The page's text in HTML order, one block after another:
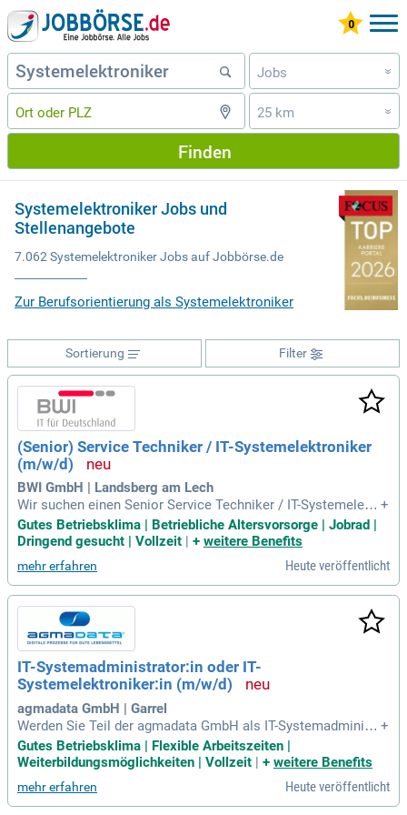
Jobs »
25 km »
Finden
Systemelektroniker Jobs und
Stellenangebote
7.062 Systemelektroniker Jobs auf Jobbörse.de
Zur Berufsorientierung als Systemelektroniker
Filter
Sortierung
(Senior) Service Techniker / IT-Systemelektroniker
(m/w/d)
BWI GmbH | Landsberg am Lech
Wir suchen einen Senior Service Techniker / IT-Systemelektr
oniker (m/w/d) in München (Nord) oder Landsberg am Lech.
Sie unterstützen die Bundeswehr mit Vor-Ort-Services wie E
n. Zu Ihren Aufgaben zählen Installation, Inbetriebnahme so
wie Wartung von Hardware und die Durchführung von IMAC
D-Aufträgen. Im 1st- und 2nd-Level-Support stehen Sie den U
sern zur Seite und unterstützen sie bei der Nutzung der IT-Inf
rastruktur. Zudem übernehmen Sie die Inbetriebsetzung von
Netzwerk- und Serverumgebungen und begleiten wichtige Pr
ojekte. Interessiert? Bewerben Sie sich noch heute!
+
Gutes Betriebsklima | Betriebliche Altersvorsorge | Jobrad |
Dringend gesucht | Vollzeit
+ weitere Benefits
mehr erfahren Heute veröffentlicht
IT-Systemadministrator:in oder IT-
Systemelektroniker:in (m/w/d)
agmadata GmbH | Garrel
Werden Sie Teil der agmadata GmbH als IT-Systemadministr
ator:in oder IT-Systemelektroniker:in (m/w/d) und gestalten
Sie digitale Prozesse in der Lebensmittelbranche! Seit über
30 Jahren optimieren wir die Wertschöpfungskette tierische
r Lebensmittel mit innovativen Softwarelösungen. Ihre Aufg
aben umfassen die Administration von Windows-Client- und
+
Gutes Betriebsklima | Flexible Arbeitszeiten |
Weiterbildungsmöglichkeiten | Vollzeit | + weitere Benefits
mehr erfahren Heute veröffentlicht